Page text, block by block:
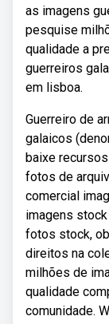
as imagens
pesquise
qualidade a
guerreiros
em lisboa.
Guerreiro de
galaicos
baixe
fotos de
comercial
imagens
fotos stock,
direitos na
milhões de
qualidade
comunidade.